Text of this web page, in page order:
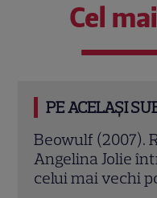
Cel
PE ACELAȘI
Jack Ryan:
Chris Pine și
contra